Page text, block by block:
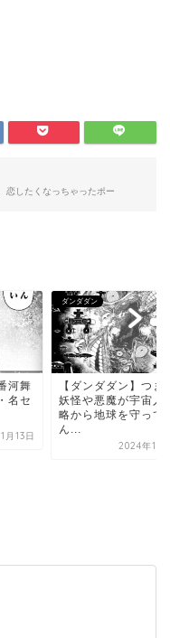
恋したくなっちゃったポー
河舞
名セ
月13日
ダンダダン
【ダンダダン】つま
妖怪や悪魔が宇宙人
略から地球を守って
ん...
2024年10